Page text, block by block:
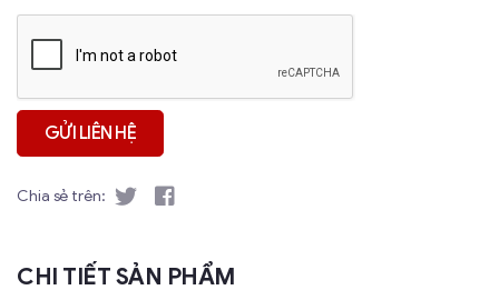
Chia sẻ trên:
CHI TIẾT SẢN PHẨM